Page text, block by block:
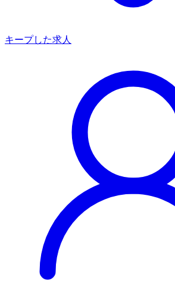
キープした求人